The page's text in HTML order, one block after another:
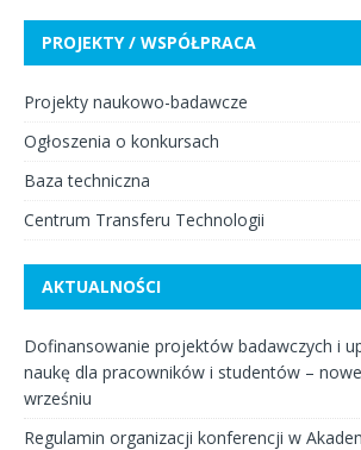
PROJEKTY / WSPÓŁPRACA
Projekty naukowo-badawcze
Ogłoszenia o konkursach
Baza techniczna
Centrum Transferu Technologii
AKTUALNOŚCI
Dofinansowanie projektów badawczych i
naukę dla pracowników i studentów –
wrześniu
Regulamin organizacji konferencji w